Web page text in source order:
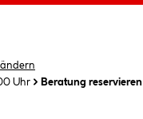
ändern
Uhr
Beratung reservieren